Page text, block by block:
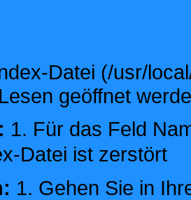
Datei (/usr/
geöffnet
1. Für das Feld
Datei ist zerstört
1. Gehen Sie in